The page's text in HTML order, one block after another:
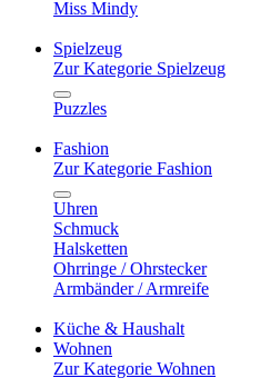
Miss Mindy
Spielzeug
Zur Kategorie Spielzeug
Puzzles
Fashion
Zur Kategorie Fashion
Uhren
Schmuck
Halsketten
Ohrringe / Ohrstecker
Armbänder / Armreife
Küche & Haushalt
Wohnen
Zur Kategorie Wohnen